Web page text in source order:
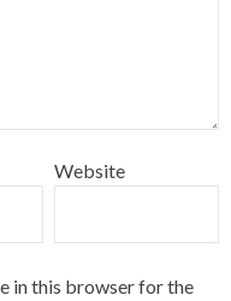
Website
in this browser for the